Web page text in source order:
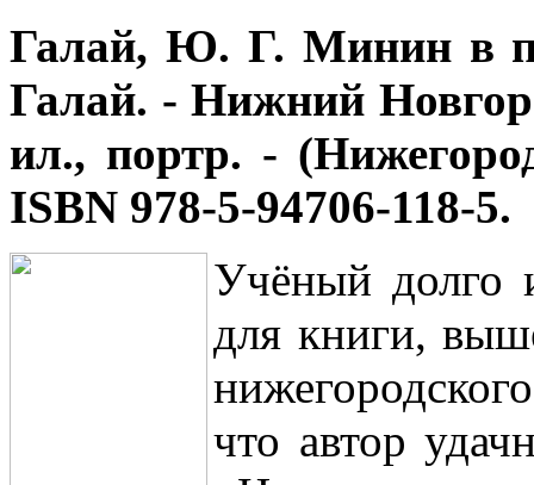
Галай, Ю. Г. Минин в
Галай. - Нижний
ил., портр. -
ISBN 978-5-94706-118-5.
Учёный долго
для книги,
что автор